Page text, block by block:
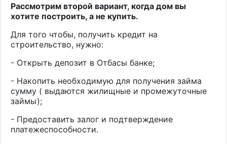
Рассмотрим второй вариант, когда дом вы
хотите построить, а не купить.
Для того чтобы, получить кредит на
строительство, нужно:
- Открыть депозит в Отбасы банке;
- Накопить необходимую для получения займа
сумму ( выдаются жилищные и промежуточные
займы);
- Предоставить залог и подтверждение
платежеспособности.